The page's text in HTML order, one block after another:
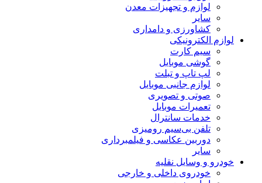
لوازم و تجهیزات معدن
سایر
کشاورزی و دامداری
لوازم الکترونیکی
سیم کارت
گوشی موبایل
لپ تاپ و تبلت
لوازم جانبی موبایل
صوتی و تصویری
تعمیرات موبایل
خدمات سانترال
تلفن بی‌سیم رومیزی
دوربین عکاسی و فیلمبرداری
سایر
خودرو و وسایل نقلیه
خودروی داخلی و خارجی